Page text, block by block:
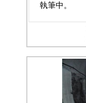
執筆中。